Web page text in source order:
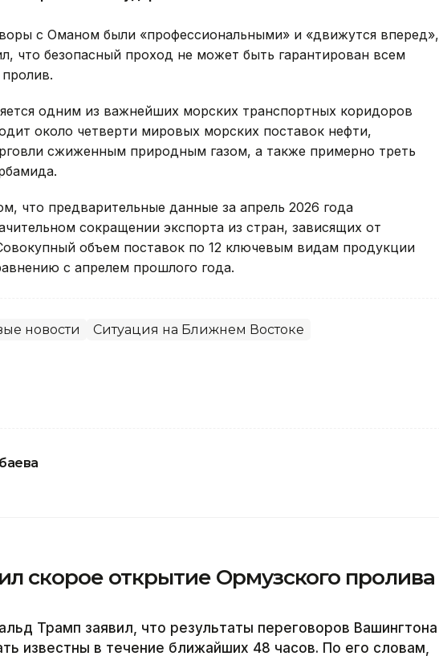
с Оманом были «профессиональными» и «движутся вперед»,
что безопасный проход не может быть гарантирован всем
одним из важнейших морских транспортных коридоров
около четверти мировых морских поставок нефти,
сжиженным природным газом, а также примерно треть
что предварительные данные за апрель 2026 года
сокращении экспорта из стран, зависящих от
объем поставок по 12 ключевым видам продукции
с апрелем прошлого года.
новости
Ситуация на Ближнем Востоке
скорое открытие Ормузского пролива
Трамп заявил, что результаты переговоров Вашингтона
известны в течение ближайших 48 часов. По его словам,